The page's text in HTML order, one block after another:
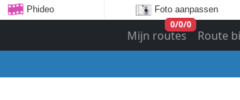
Phideo Foto aanpassen
Mijn routes
0/0/0
Route